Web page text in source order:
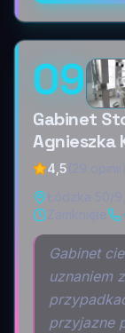
09
Gabinet
Agnieszka
4,5
Gabinet
uznaniem
przyjazne